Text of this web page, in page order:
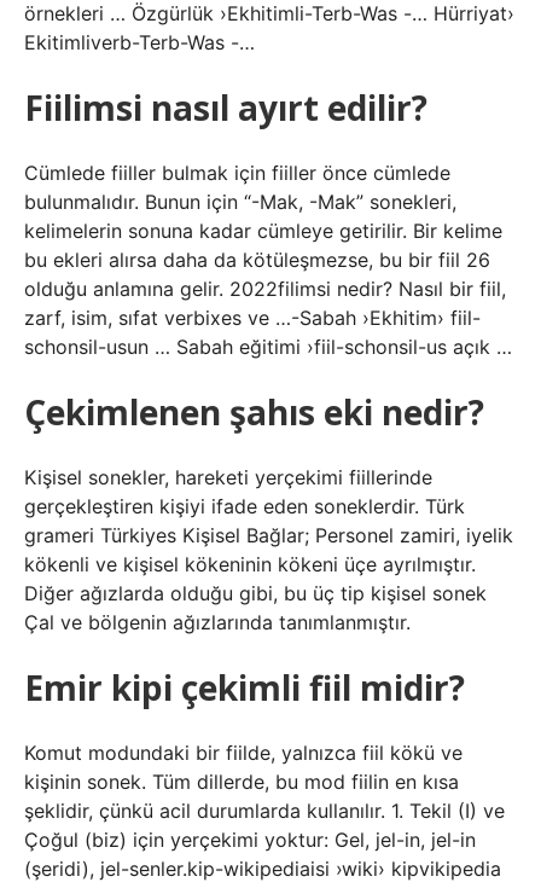
örnekleri … Özgürlük ›Ekhitimli-Terb-Was -… Hürriyat›
Ekitimliverb-Terb-Was -…
Fiilimsi nasıl ayırt edilir?
Cümlede fiiller bulmak için fiiller önce cümlede
bulunmalıdır. Bunun için “-Mak, -Mak” sonekleri,
kelimelerin sonuna kadar cümleye getirilir. Bir kelime
bu ekleri alırsa daha da kötüleşmezse, bu bir fiil 26
olduğu anlamına gelir. 2022filimsi nedir? Nasıl bir fiil,
zarf, isim, sıfat verbixes ve …-Sabah ›Ekhitim› fiil-
schonsil-usun … Sabah eğitimi ›fiil-schonsil-us açık …
Çekimlenen şahıs eki nedir?
Kişisel sonekler, hareketi yerçekimi fiillerinde
gerçekleştiren kişiyi ifade eden soneklerdir. Türk
grameri Türkiyes Kişisel Bağlar; Personel zamiri, iyelik
kökenli ve kişisel kökeninin kökeni üçe ayrılmıştır.
Diğer ağızlarda olduğu gibi, bu üç tip kişisel sonek
Çal ve bölgenin ağızlarında tanımlanmıştır.
Emir kipi çekimli fiil midir?
Komut modundaki bir fiilde, yalnızca fiil kökü ve
kişinin sonek. Tüm dillerde, bu mod fiilin en kısa
şeklidir, çünkü acil durumlarda kullanılır. 1. Tekil (I) ve
Çoğul (biz) için yerçekimi yoktur: Gel, jel-in, jel-in
(şeridi), jel-senler.kip-wikipediaisi ›wiki› kipvikipedia